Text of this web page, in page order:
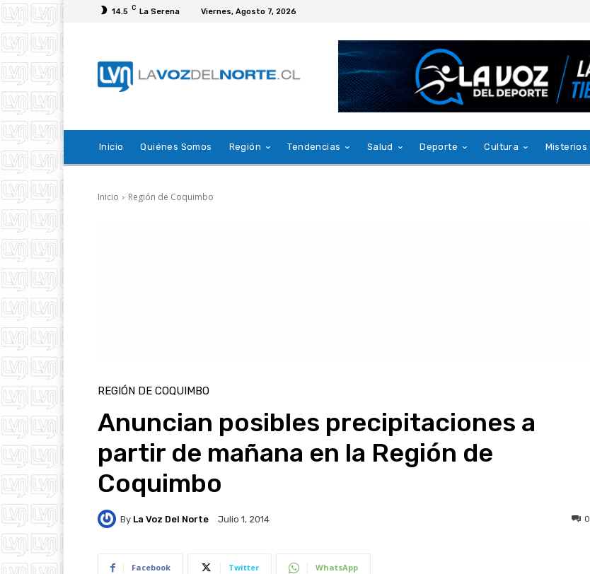
14.5 C La Serena Viernes, Agosto 7, 2026
Inicio Quiénes Somos Región Tendencias Salud Deporte Cultura Misterios
Inicio Región de Coquimbo
REGIÓN DE COQUIMBO
Anuncian posibles precipitaciones a
partir de mañana en la Región de
Coquimbo
By La Voz Del Norte Julio 1, 2014 0
Facebook Twitter WhatsApp